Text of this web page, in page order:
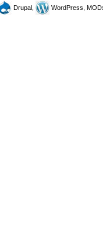
Drupal, WordPress,